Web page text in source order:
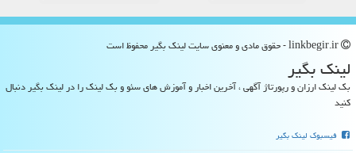
لینك بگیر
بک لینک ارزان و رپورتاژ آگهی ، آخرین اخبار و آموزش های سئو و بک لینک را در لینک بگیر دنبال
کنید
فیسبوک لینک بگیر